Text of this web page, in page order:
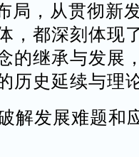
局，从贯彻新
，都深刻体现
的继承与发展
历史延续与理
解发展难题和